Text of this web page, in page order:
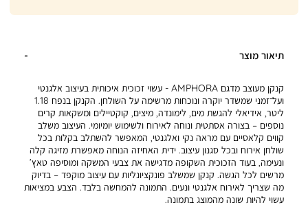
banner
תיאור מוצר
קנקן מעוצב מדגם AMPHORA - עשוי זכוכית איכותית בעיצוב אלגנטי
ועל־זמני שמשדר יוקרה ונוכחות מרשימה על השולחן. הקנקן בנפח 1.18
ליטר, אידיאלי להגשת מים, לימונדה, מיצים, קוקטיילים ומשקאות קרים
נוספים – בצורה אסתטית ונוחה לאירוח ולשימוש יומיומי. העיצוב משלב
קווים קלאסיים עם מראה נקי ואלגנטי, המאפשר להשתלב בקלות בכל
שולחן אירוח ובכל סגנון עיצוב. ידית האחיזה הנוחה מאפשרת מזיגה קלה
ונעימה, בעוד הזכוכית השקופה מדגישה את צבעי המשקה ומוסיפה טאץ’
מרשים לכל הגשה. קנקן שמשלב פונקציונליות עם עיצוב מוקפד – בדיוק
מה שצריך לאירוח אלגנטי ונעים. התמונה להמחשה בלבד. הצבע במציאות
עשוי להיות שונה מהמוצג בתמונה.